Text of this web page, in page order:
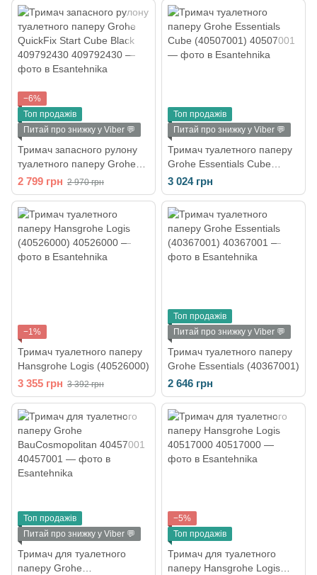
−6%
Топ продажів
Питай про знижку у Viber 💬
Тримач запасного рулону
туалетного паперу Grohe
QuickFix Start Cube Black
409792430
2 799 грн 2 970 грн
Топ продажів
Питай про знижку у Viber 💬
Тримач туалетного паперу
Grohe Essentials Cube
(40507001)
3 024 грн
−1%
Тримач туалетного паперу
Hansgrohe Logis (40526000)
3 355 грн 3 392 грн
Топ продажів
Питай про знижку у Viber 💬
Тримач туалетного паперу
Grohe Essentials (40367001)
2 646 грн
Топ продажів
Питай про знижку у Viber 💬
Тримач для туалетного
паперу Grohe
−5%
Топ продажів
Тримач для туалетного
паперу Hansgrohe Logis